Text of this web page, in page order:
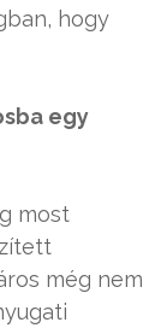
hogy
egy
most
még nem